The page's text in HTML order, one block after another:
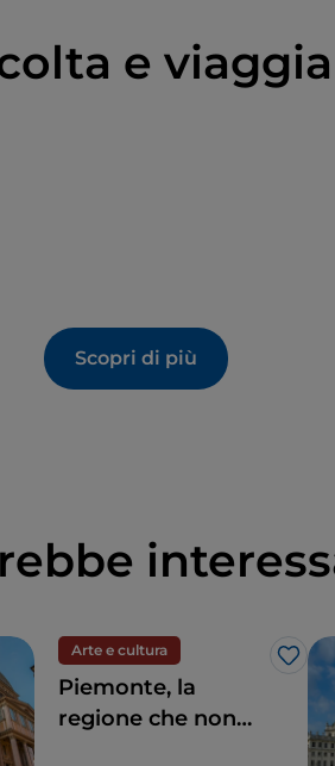
e viaggia
Scopri di più
Arte e cultura
Like
Piemonte, la
regione che non